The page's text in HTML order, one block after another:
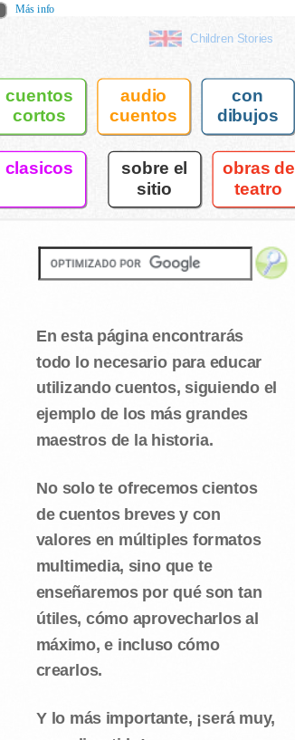
Children Stories
cuentos
cortos
audio
cuentos
con
dibujos
clasicos sobre el
sitio
obras de
teatro
En esta página encontrarás
todo lo necesario para educar
utilizando cuentos, siguiendo el
ejemplo de los más grandes
maestros de la historia.
No solo te ofrecemos cientos
de cuentos breves y con
valores en múltiples formatos
multimedia, sino que te
enseñaremos por qué son tan
útiles, cómo aprovecharlos al
máximo, e incluso cómo
crearlos.
Y lo más importante, ¡será muy,
Más info